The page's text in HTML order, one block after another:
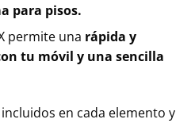
para pisos.
permite una rápida y
tu móvil y una sencilla
en cada elemento y